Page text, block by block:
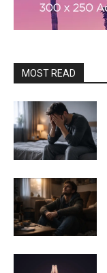
MOST READ